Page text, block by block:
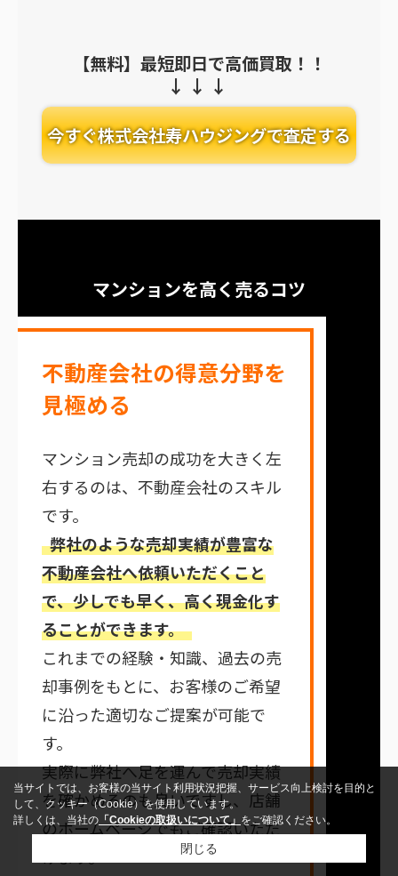
【無料】最短即日で高価買取！！
今すぐ株式会社寿ハウジングで査定する
マンションを高く売るコツ
不動産会社の得意分野を
見極める
マンション売却の成功を大きく左
右するのは、不動産会社のスキル
です。
弊社のような売却実績が豊富な
不動産会社へ依頼いただくこと
で、少しでも早く、高く現金化す
ることができます。
これまでの経験・知識、過去の売
却事例をもとに、お客様のご希望
に沿った適切なご提案が可能で
す。
実際に弊社へ足を運んで売却実績
を確かめるのも良いですし、店舗
のホームページでもご確認いただ
当サイトでは、お客様の当サイト利用状況把握、サービス向上検討を目的と
して、クッキー（Cookie）を使用しています。
詳しくは、当社の 「Cookieの取扱いについて」 をご確認ください。
閉じる